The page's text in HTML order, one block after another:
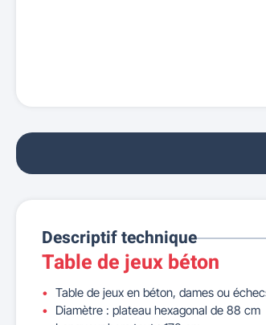
Descriptif technique
Table de jeux béton
Table de jeux en béton, dames ou
Diamètre : plateau hexagonal de 88 cm